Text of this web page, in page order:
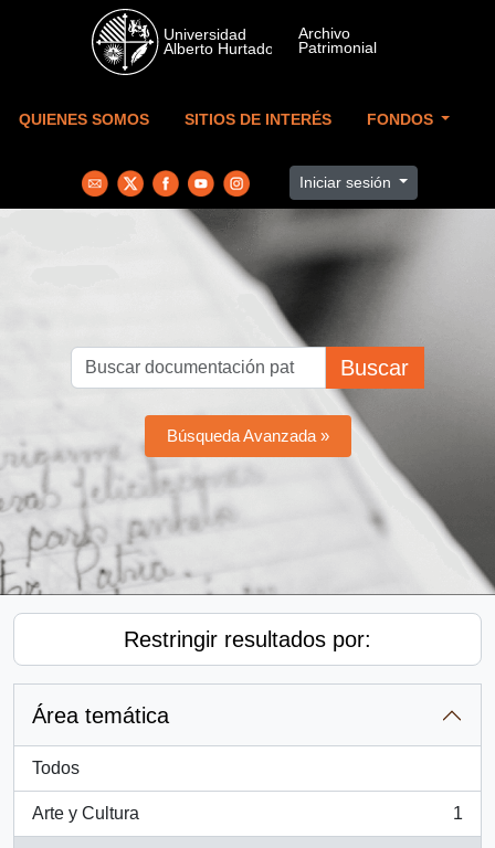
Skip to main content
QUIENES SOMOS SITIOS DE INTERÉS FONDOS
Iniciar sesión
Buscar
Búsqueda Avanzada »
Restringir resultados por:
Área temática
Todos
Arte y Cultura
, 1 resultados
1